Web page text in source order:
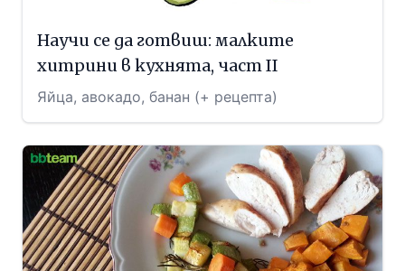
Научи се да готвиш: малките
хитрини в кухнята, част II
Яйца, авокадо, банан (+ рецепта)